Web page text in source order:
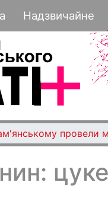
Надзвичайне
провели